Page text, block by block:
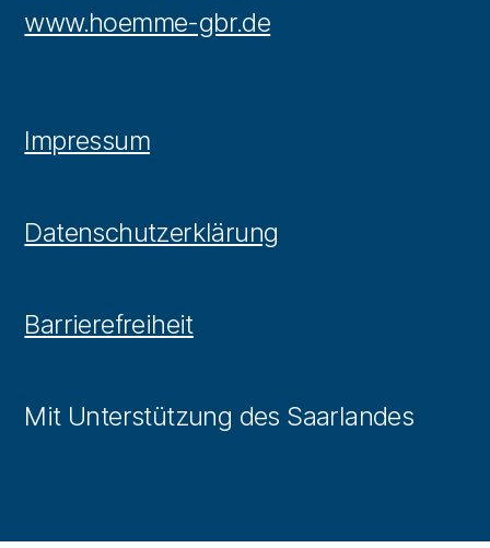
www.hoemme-gbr.de
Impressum
Datenschutzerklärung
Barrierefreiheit
Mit Unterstützung des Saarlandes